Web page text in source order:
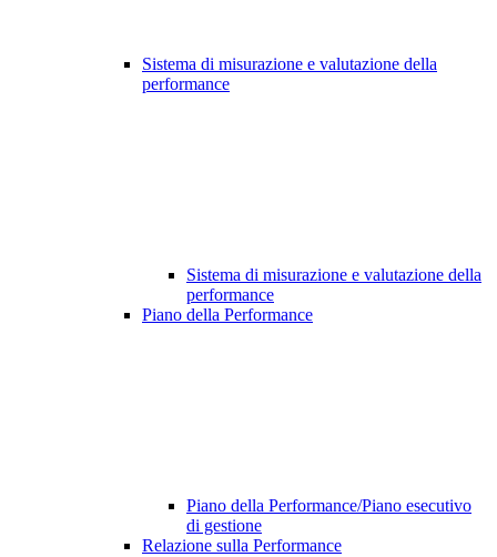
Sistema di misurazione e valutazione della
performance
Sistema di misurazione e valutazione della
performance
Piano della Performance
Piano della Performance/Piano esecutivo
di gestione
Relazione sulla Performance